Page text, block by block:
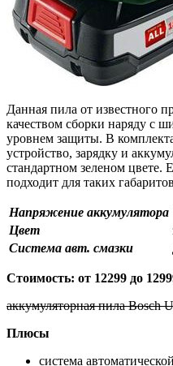
Данная пила от известного
качеством сборки наряду с
уровнем защиты. В
устройство, зарядку и
стандартном зеленом цвете.
подходит для таких
Напряжение аккумулятора
Цвет
Система авт. смазки
Стоимость: от 12299 до
аккумуляторная пила Bosch
Плюсы
система